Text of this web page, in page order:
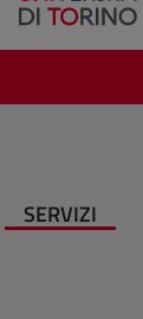
SERVIZI